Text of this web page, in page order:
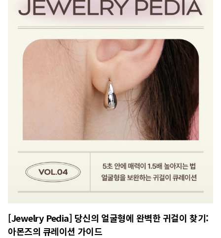
[Jewelry Pedia] 당신의 얼굴형에 완벽한 귀걸이 찾기:
아몬즈의 큐레이션 가이드